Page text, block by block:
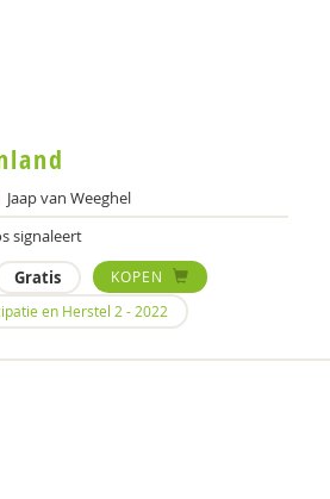
Seksualiteit
Jaap van Weeghel
signaleert
Gratis
KOPEN
en Herstel 2 - 2022